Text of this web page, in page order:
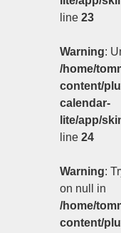
line 23
Warning:
/home/
content/
calendar-
lite/app/
line 24
Warning:
on null in
/home/
content/